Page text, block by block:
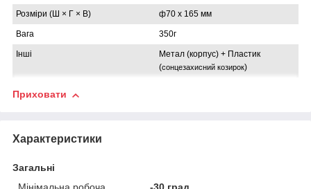
Розміри (Ш × Г × В) ф70 x 165 мм
Вага 350г
Інші
Метал (корпус) + Пластик
(сонцезахисний козирок)
Приховати
Характеристики
Загальні